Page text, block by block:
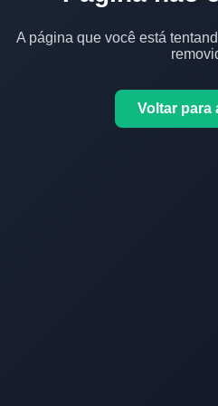
A página que você está
Voltar para